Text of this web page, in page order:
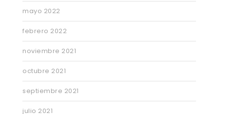
mayo 2022
febrero 2022
noviembre 2021
octubre 2021
septiembre 2021
julio 2021